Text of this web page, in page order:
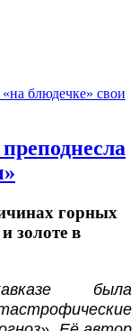
горных
золоте в
была